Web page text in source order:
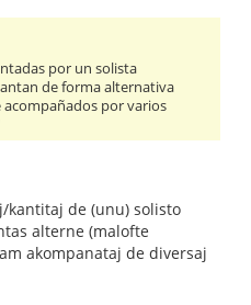
por un solista
de forma alternativa
acompañados por varios
kantitaj de (unu) solisto
alterne (malofte
akompanataj de diversaj